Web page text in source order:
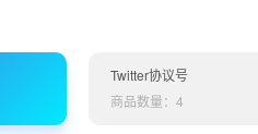
Twitter协议号
商品数量：4